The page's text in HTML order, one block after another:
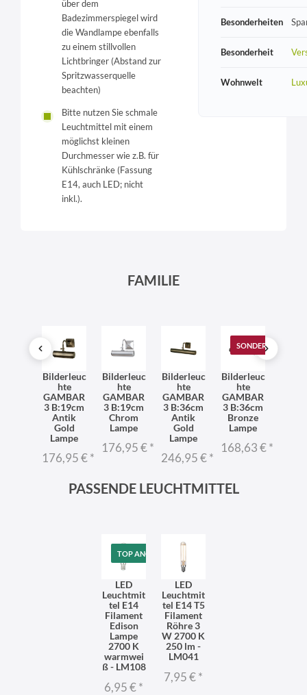
über dem
Badezimmerspiegel wird
die Wandlampe ebenfalls
zu einem stillvollen
Lichtbringer (Abstand zur
Spritzwasserquelle
beachten)
Bitte nutzen Sie schmale
Leuchtmittel mit einem
möglichst kleinen
Durchmesser wie z.B. für
Kühlschränke (Fassung
E14, auch LED; nicht
inkl.).
Besonderheiten
Besonderheit
Wohnwelt
FAMILIE
Bilderleuc
hte
GAMBAR
3 B:19cm
Antik
Gold
Lampe
176,95 €*
Bilderleuc
hte
GAMBAR
3 B:19cm
Chrom
Lampe
176,95 €*
Bilderleuc
hte
GAMBAR
3 B:36cm
Antik
Gold
Lampe
246,95 €*
SONDERANGEBOT
Bilderleuc
hte
GAMBAR
3 B:36cm
Bronze
Lampe
168,63 €*
PASSENDE LEUCHTMITTEL
TOP ANGEBOT
LED
Leuchtmit
tel E14
Filament
Edison
Lampe
2700 K
warmwei
ß - LM108
6,95 €*
LED
Leuchtmit
tel E14 T5
Filament
Röhre 3
W 2700 K
250 lm -
LM041
7,95 €*